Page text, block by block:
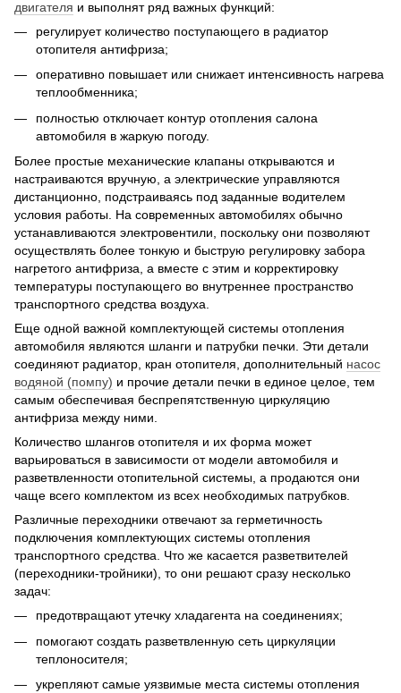
двигателя и выполнят ряд важных функций:
регулирует количество поступающего в радиатор
отопителя антифриза;
оперативно повышает или снижает интенсивность нагрева
теплообменника;
полностью отключает контур отопления салона
автомобиля в жаркую погоду.
Более простые механические клапаны открываются и
настраиваются вручную, а электрические управляются
дистанционно, подстраиваясь под заданные водителем
условия работы. На современных автомобилях обычно
устанавливаются электровентили, поскольку они позволяют
осуществлять более тонкую и быструю регулировку забора
нагретого антифриза, а вместе с этим и корректировку
температуры поступающего во внутреннее пространство
транспортного средства воздуха.
Еще одной важной комплектующей системы отопления
автомобиля являются шланги и патрубки печки. Эти детали
соединяют радиатор, кран отопителя, дополнительный насос
водяной (помпу) и прочие детали печки в единое целое, тем
самым обеспечивая беспрепятственную циркуляцию
антифриза между ними.
Количество шлангов отопителя и их форма может
варьироваться в зависимости от модели автомобиля и
разветвленности отопительной системы, а продаются они
чаще всего комплектом из всех необходимых патрубков.
Различные переходники отвечают за герметичность
подключения комплектующих системы отопления
транспортного средства. Что же касается разветвителей
(переходники-тройники), то они решают сразу несколько
задач:
предотвращают утечку хладагента на соединениях;
помогают создать разветвленную сеть циркуляции
теплоносителя;
укрепляют самые уязвимые места системы отопления